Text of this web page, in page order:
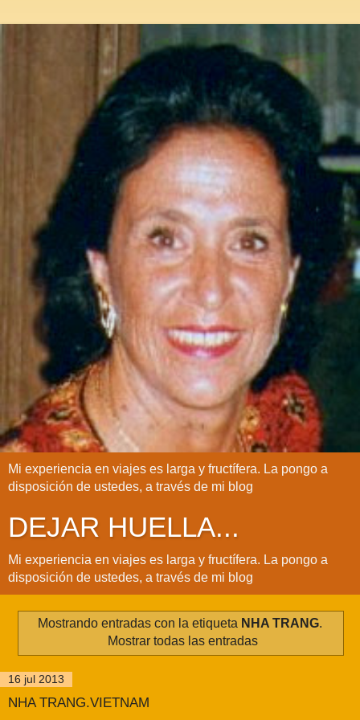
Mi experiencia en viajes es larga y fructífera. La pongo a
disposición de ustedes, a través de mi blog
DEJAR HUELLA...
Mi experiencia en viajes es larga y fructífera. La pongo a
disposición de ustedes, a través de mi blog
Mostrando entradas con la etiqueta NHA TRANG.
Mostrar todas las entradas
16 jul 2013
NHA TRANG.VIETNAM